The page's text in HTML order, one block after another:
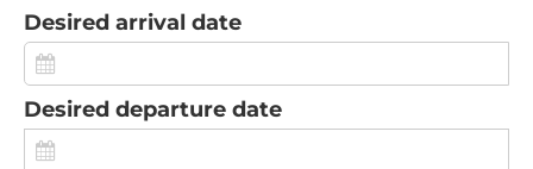
Desired arrival date
Desired departure date